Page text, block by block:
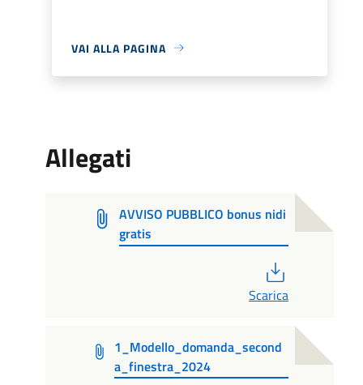
VAI ALLA PAGINA
Allegati
AVVISO PUBBLICO bonus nidi
gratis
Scarica
1_Modello_domanda_second
a_finestra_2024